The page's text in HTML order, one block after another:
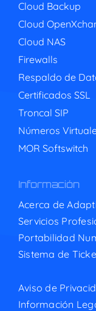
Cloud Backup
Cloud
Cloud NAS
Firewalls
Respaldo de
Certificados SSL
Troncal SIP
Números
MOR Softswitch
Información
Acerca de
Servicios
Portabilidad
Sistema de
Aviso de
Información